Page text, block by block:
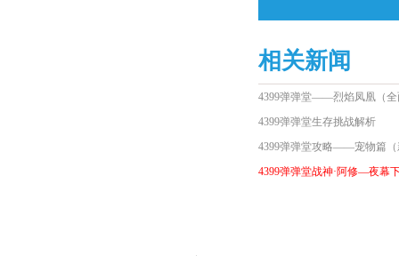
相关新闻
4399弹弹堂——烈焰凤凰（全
4399弹弹堂生存挑战解析
4399弹弹堂攻略——宠物篇（
4399弹弹堂战神·阿修—夜幕